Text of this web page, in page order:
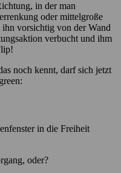
in der man
oder mittelgroße
vorsichtig von der Wand
verbucht und ihm
noch kennt, darf sich jetzt
in die Freiheit
oder?